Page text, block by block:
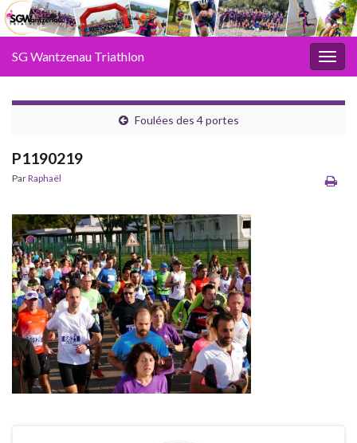
SG Wantzenau Triathlon
Foulées des 4 portes
P1190219
ParRaphaël